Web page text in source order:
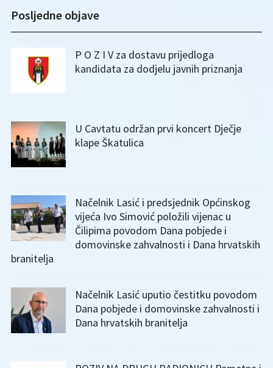
Posljedne objave
P O Z I V za dostavu prijedloga
kandidata za dodjelu javnih priznanja
U Cavtatu održan prvi koncert Dječje
klape Škatulica
Načelnik Lasić i predsjednik Općinskog
vijeća Ivo Simović položili vijenac u
Čilipima povodom Dana pobjede i
domovinske zahvalnosti i Dana hrvatskih
branitelja
Načelnik Lasić uputio čestitku povodom
Dana pobjede i domovinske zahvalnosti i
Dana hrvatskih branitelja